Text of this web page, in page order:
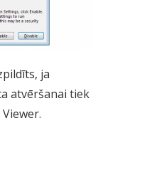
ja
atvēršanai tiek